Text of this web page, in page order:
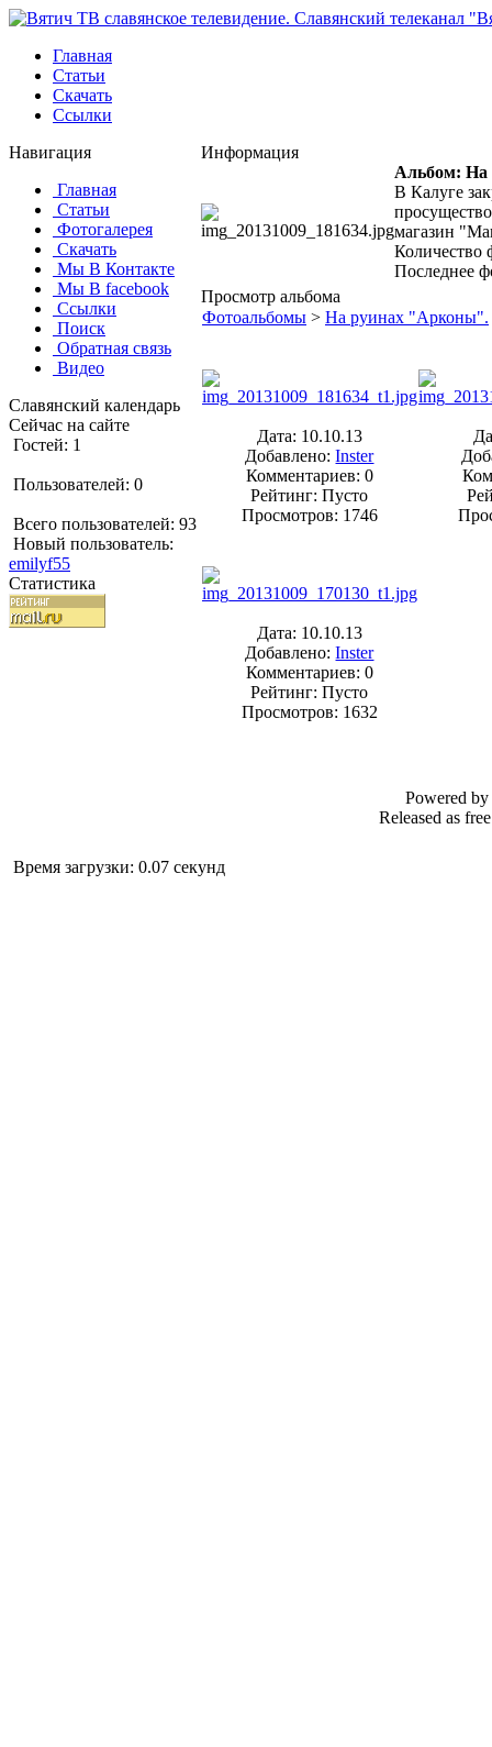
Главная
Статьи
Скачать
Ссылки
Навигация
Главная
Статьи
Фотогалерея
Скачать
Мы В Контакте
Мы В facebook
Ссылки
Поиск
Обратная связь
Видео
Славянский календарь
Сейчас на сайте
Гостей: 1
Пользователей: 0
Всего пользователей: 93
Новый пользователь:
emilyf55
Статистика
Информация
Альбом:
В Калуге
магазин
Количество
Последнее
Просмотр альбома
Фотоальбомы > На руинах "Арконы".
Дата: 10.10.13
Добавлено:Inster
Комментариев: 0
Рейтинг: Пусто
Просмотров: 1746
Дата: 10.10.13
Добавлено:Inster
Комментариев: 0
Рейтинг: Пусто
Просмотров: 1632
Powered by
Released as
Время загрузки: 0.07 секунд